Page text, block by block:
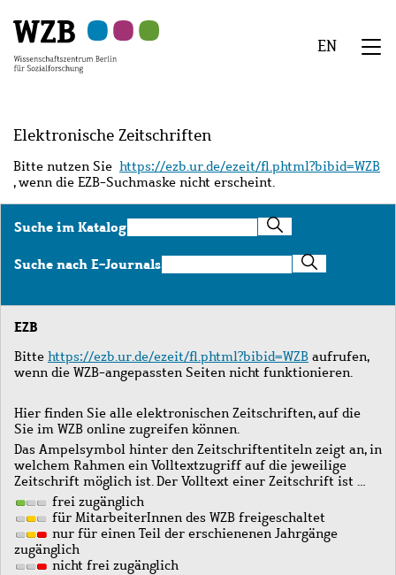
Hauptinhalt
springen
Navigation
springen
Suche
springen
Sekundärnavigation
springen
Fußzeile
springen
EN
Elektronische Zeitschriften
Bitte nutzen Sie https://ezb.ur.de/ezeit/fl.phtml?bibid=WZB
, wenn die EZB-Suchmaske nicht erscheint.
Suche im KatalogSuche
im
Katalog
Suche nach E-JournalsSuche
nach
Journals
EZB
Bitte https://ezb.ur.de/ezeit/fl.phtml?bibid=WZB aufrufen,
wenn die WZB-angepassten Seiten nicht funktionieren.
Hier finden Sie alle elektronischen Zeitschriften, auf die
Sie im WZB online zugreifen können.
Das Ampelsymbol hinter den Zeitschriftentiteln zeigt an, in
welchem Rahmen ein Volltextzugriff auf die jeweilige
Zeitschrift möglich ist. Der Volltext einer Zeitschrift ist …
frei zugänglich
für MitarbeiterInnen des WZB freigeschaltet
nur für einen Teil der erschienenen Jahrgänge
zugänglich
nicht frei zugänglich